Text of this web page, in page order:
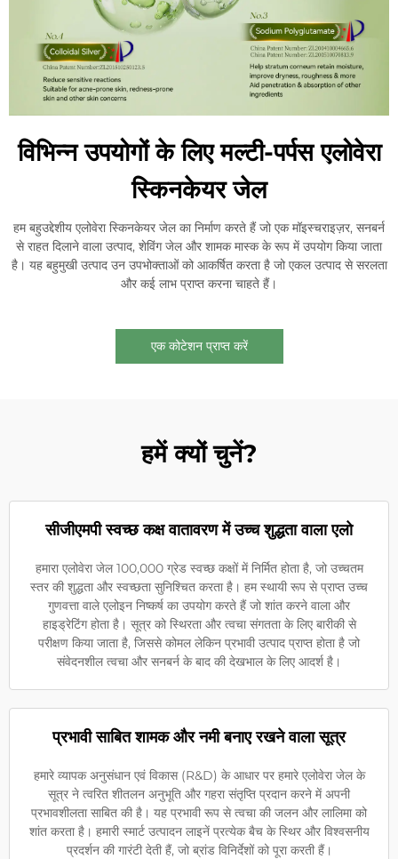
विभिन्न उपयोगों के लिए मल्टी-पर्पस एलोवेरा
स्किनकेयर जेल
हम बहुउद्देशीय एलोवेरा स्किनकेयर जेल का निर्माण करते हैं जो एक मॉइस्चराइज़र, सनबर्न
से राहत दिलाने वाला उत्पाद, शेविंग जेल और शामक मास्क के रूप में उपयोग किया जाता
है। यह बहुमुखी उत्पाद उन उपभोक्ताओं को आकर्षित करता है जो एकल उत्पाद से सरलता
और कई लाभ प्राप्त करना चाहते हैं।
एक कोटेशन प्राप्त करें
हमें क्यों चुनें?
सीजीएमपी स्वच्छ कक्ष वातावरण में उच्च शुद्धता वाला एलो
हमारा एलोवेरा जेल 100,000 ग्रेड स्वच्छ कक्षों में निर्मित होता है, जो उच्चतम
स्तर की शुद्धता और स्वच्छता सुनिश्चित करता है। हम स्थायी रूप से प्राप्त उच्च
गुणवत्ता वाले एलोइन निष्कर्ष का उपयोग करते हैं जो शांत करने वाला और
हाइड्रेटिंग होता है। सूत्र को स्थिरता और त्वचा संगतता के लिए बारीकी से
परीक्षण किया जाता है, जिससे कोमल लेकिन प्रभावी उत्पाद प्राप्त होता है जो
संवेदनशील त्वचा और सनबर्न के बाद की देखभाल के लिए आदर्श है।
प्रभावी साबित शामक और नमी बनाए रखने वाला सूत्र
हमारे व्यापक अनुसंधान एवं विकास (R&D) के आधार पर हमारे एलोवेरा जेल के
सूत्र ने त्वरित शीतलन अनुभूति और गहरा संतृप्ति प्रदान करने में अपनी
प्रभावशीलता साबित की है। यह प्रभावी रूप से त्वचा की जलन और लालिमा को
शांत करता है। हमारी स्मार्ट उत्पादन लाइनें प्रत्येक बैच के स्थिर और विश्वसनीय
प्रदर्शन की गारंटी देती हैं, जो ब्रांड विनिर्देशों को पूरा करती हैं।